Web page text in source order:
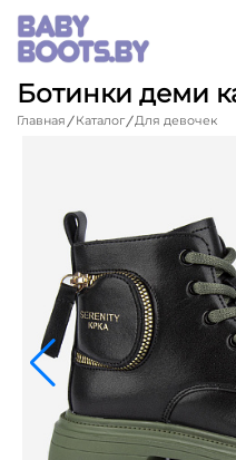
Ботинки деми
Главная Каталог Для девочек